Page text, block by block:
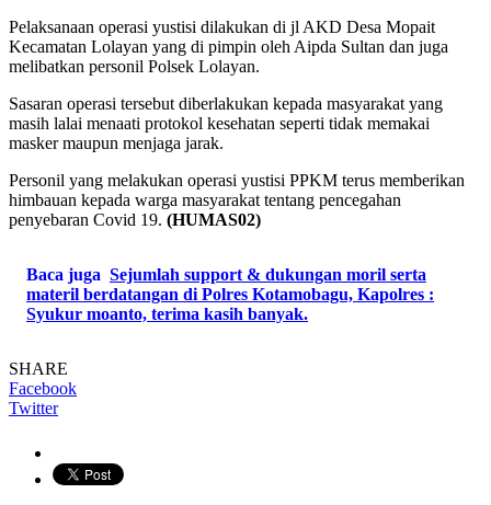
Pelaksanaan operasi yustisi dilakukan di jl AKD Desa Mopait
Kecamatan Lolayan yang di pimpin oleh Aipda Sultan dan juga
melibatkan personil Polsek Lolayan.
Sasaran operasi tersebut diberlakukan kepada masyarakat yang
masih lalai menaati protokol kesehatan seperti tidak memakai
masker maupun menjaga jarak.
Personil yang melakukan operasi yustisi PPKM terus memberikan
himbauan kepada warga masyarakat tentang pencegahan
penyebaran Covid 19. (HUMAS02)
Baca juga Sejumlah support & dukungan moril serta
materil berdatangan di Polres Kotamobagu, Kapolres :
Syukur moanto, terima kasih banyak.
SHARE
Facebook
Twitter